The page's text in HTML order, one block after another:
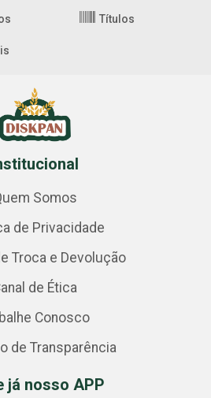
Títulos
Somos
de Privacidade
Troca e Devolução
de Ética
Conosco
de Transparência
já nosso APP